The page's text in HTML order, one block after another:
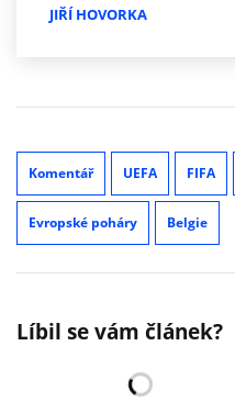
JIŘÍ HOVORKA
Komentář UEFA FIFA
Evropské poháry Belgie
Líbil se vám článek?